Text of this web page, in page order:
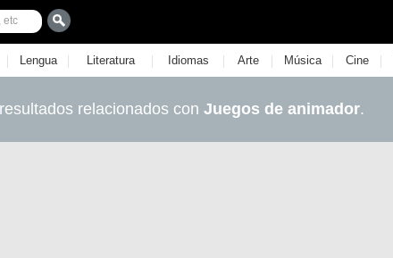
| Lengua | Literatura | Idiomas | Arte | Música | Cine |
relacionados con Juegos de animador.